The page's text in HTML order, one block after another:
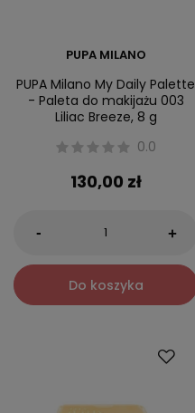
PUPA MILANO
PUPA Milano My Daily Palette
- Paleta do makijażu 003
Liliac Breeze, 8 g
0.0
130,00 zł
- +
Do koszyka